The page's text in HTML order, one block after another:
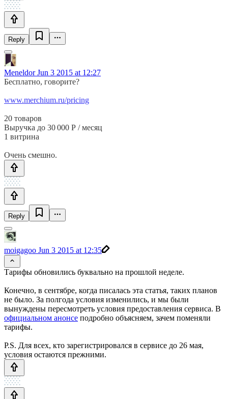
Reply
MeneldorJun 3 2015 at 12:27
Бесплатно, говорите?
www.merchium.ru/pricing
20 товаров
Выручка до 30 000 Р / месяц
1 витрина
Очень смешно.
Reply
moigagoo Jun 3 2015 at 12:35
Тарифы обновились буквально на прошлой неделе.
Конечно, в сентябре, когда писалась эта статья, таких планов
не было. За полгода условия изменились, и мы были
вынуждены пересмотреть условия предоставления сервиса. В
официальном анонсе подробно объясняем, зачем поменяли
тарифы.
P.S. Для всех, кто зарегистрировался в сервисе до 26 мая,
условия остаются прежними.